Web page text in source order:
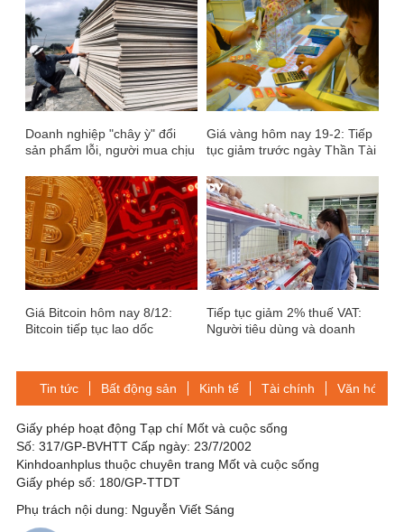
Doanh nghiệp "chây ỳ" đổi
sản phẩm lỗi, người mua chịu
Giá vàng hôm nay 19-2: Tiếp
tục giảm trước ngày Thần Tài
Giá Bitcoin hôm nay 8/12:
Bitcoin tiếp tục lao dốc
Tiếp tục giảm 2% thuế VAT:
Người tiêu dùng và doanh
Tin tức Bất động sản Kinh tế Tài chính Văn hóa-
Giấy phép hoạt động Tạp chí Mốt và cuộc sống
Số: 317/GP-BVHTT Cấp ngày: 23/7/2002
Kinhdoanhplus thuộc chuyên trang Mốt và cuộc sống
Giấy phép số: 180/GP-TTDT
Phụ trách nội dung: Nguyễn Viết Sáng